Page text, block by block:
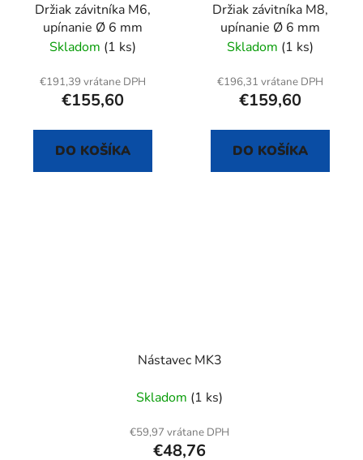
Držiak závitníka M6,
upínanie Ø 6 mm
Skladom (1 ks)
€191,39 vrátane DPH
€155,60
DO KOŠÍKA
Držiak závitníka M8,
upínanie Ø 6 mm
Skladom (1 ks)
€196,31 vrátane DPH
€159,60
DO KOŠÍKA
Nástavec MK3
Skladom (1 ks)
€59,97 vrátane DPH
€48,76